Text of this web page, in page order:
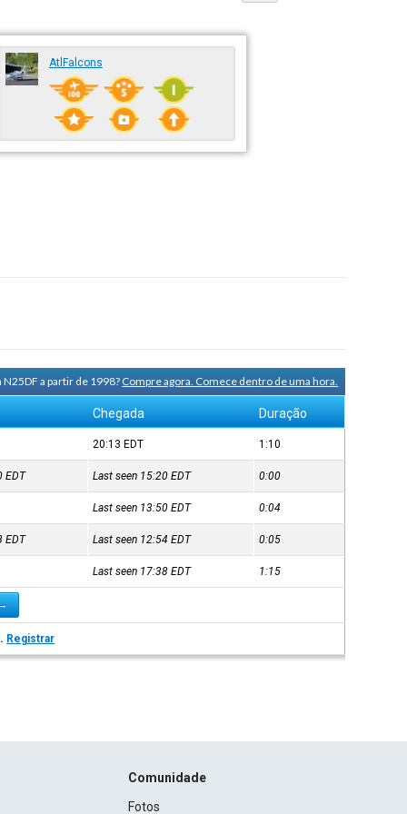
AtlFalcons
a partir de 1998?Compre agora. Comece dentro de uma hora.
Chegada Duração
20:13 EDT 1:10
EDT Last seen 15:20EDT 0:00
Last seen 13:50EDT 0:04
EDT Last seen 12:54EDT 0:05
Last seen 17:38EDT 1:15
Registrar
Comunidade
Fotos